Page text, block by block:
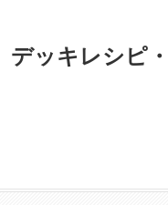
デッキレシピ